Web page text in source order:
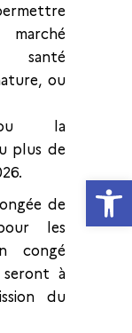
Ouvrir
santé
ou
la
plus de
de
les
congé
seront à
du